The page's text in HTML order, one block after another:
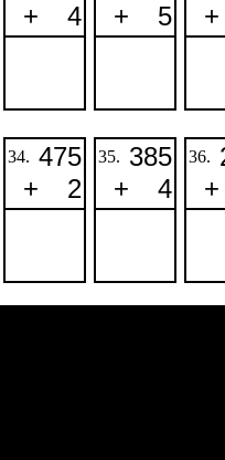
+
4
+
5
+
34. 475
+
2
35. 385
+
4
36.
+